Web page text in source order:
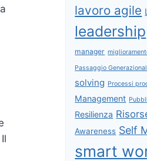
lavoro agile
leadership
manager
Passaggio
solving Processi
Management
Resilienza
Awareness Self
smart